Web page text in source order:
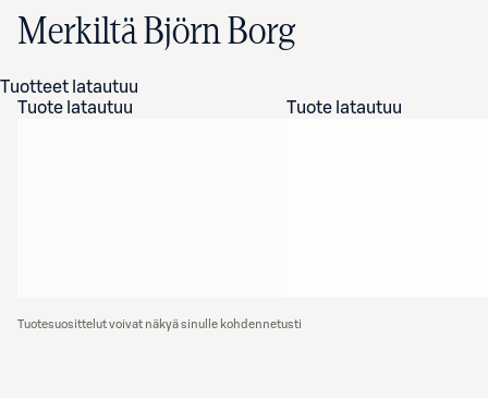
Merkiltä Björn Borg
Tuotteet latautuu
Tuote latautuu
Tuote latautuu
Tuotesuosittelut voivat näkyä sinulle kohdennetusti